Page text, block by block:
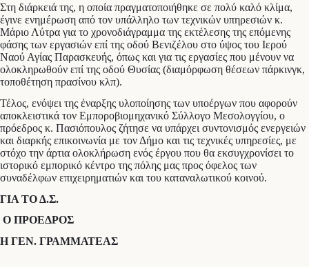
Στη διάρκειά της, η οποία πραγματοποιήθηκε σε πολύ καλό κλίμα,
έγινε ενημέρωση από τον υπάλληλο των τεχνικών υπηρεσιών κ.
Μάριο Λύτρα για το χρονοδιάγραμμα της εκτέλεσης της επόμενης
φάσης των εργασιών επί της οδού Βενιζέλου στο ύψος του Ιερού
Ναού Αγίας Παρασκευής, όπως και για τις εργασίες που μένουν να
ολοκληρωθούν επί της οδού Θυσίας (διαμόρφωση θέσεων πάρκινγκ,
τοποθέτηση πρασίνου κλπ).
Τέλος, ενόψει της έναρξης υλοποίησης των υποέργων που αφορούν
αποκλειστικά τον Εμποροβιομηχανικό Σύλλογο Μεσολογγίου, ο
πρόεδρος κ. Πασιόπουλος ζήτησε να υπάρχει συντονισμός ενεργειών
και διαρκής επικοινωνία με τον Δήμο και τις τεχνικές υπηρεσίες, με
στόχο την άρτια ολοκλήρωση ενός έργου που θα εκσυγχρονίσει το
ιστορικό εμπορικό κέντρο της πόλης μας προς όφελος των
συναδέλφων επιχειρηματιών και του καταναλωτικού κοινού.
ΓΙΑ ΤΟ Δ.Σ.
Ο ΠΡΟΕΔΡΟΣ
Η ΓΕΝ. ΓΡΑΜΜΑΤΕΑΣ